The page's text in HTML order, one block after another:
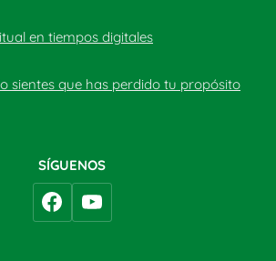
en tiempos digitales
sientes que has perdido tu propósito
SÍGUENOS